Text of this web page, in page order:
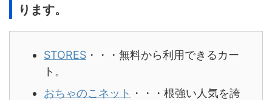
ります。
STORES ・・・無料から利用できるカー
ト。
おちゃのこネット ・・・根強い人気を誇